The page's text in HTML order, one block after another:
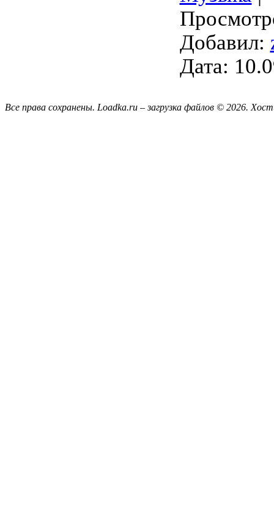
Добавил:
Дата:
Все права сохранены. Loadka.ru – загрузка файлов © 2026.